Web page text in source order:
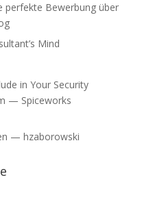
perfekte Bewerbung über
Mind
in Your Security
— Spiceworks
— hzaborowski